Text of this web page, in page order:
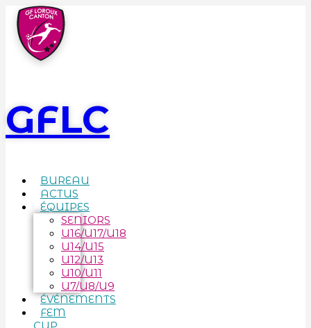
GFLC
BUREAU
ACTUS
ÉQUIPES
SENIORS
U16/U17/U18
U14/U15
U12/U13
U10/U11
U7/U8/U9
ÉVÉNEMENTS
FEM